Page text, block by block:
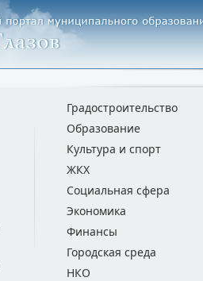
Градостроительство
Образование
Культура и спорт
ЖКХ
Социальная сфера
Экономика
Финансы
Городская среда
НКО